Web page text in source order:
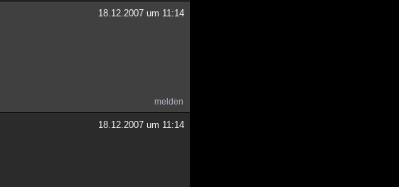
18.12.2007 um 11:14
melden
18.12.2007 um 11:14